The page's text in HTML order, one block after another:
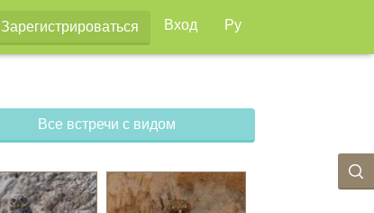
Зарегистрироваться Вход Ру
Все встречи с видом